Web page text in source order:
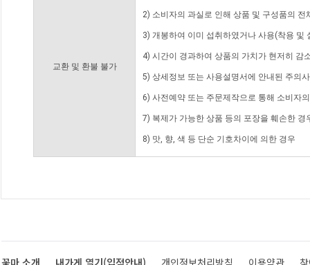
교환 및 환불 불가
2) 소비자의 과실로 인해 상품 및 구성품의
3) 개봉하여 이미 섭취하였거나 사용(착용 및
4) 시간이 경과하여 상품의 가치가 현저히 감
5) 상세정보 또는 사용설명서에 안내된 주의
6) 사전예약 또는 주문제작으로 통해 소비자
7) 복제가 가능한 상품 등의 포장을 훼손한 경
8) 맛, 향, 색 등 단순 기호차이에 의한 경우